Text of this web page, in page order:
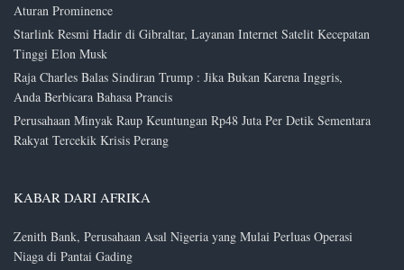
Aturan Prominence
Starlink Resmi Hadir di Gibraltar, Layanan Internet Satelit Kecepatan
Tinggi Elon Musk
Raja Charles Balas Sindiran Trump : Jika Bukan Karena Inggris,
Anda Berbicara Bahasa Prancis
Perusahaan Minyak Raup Keuntungan Rp48 Juta Per Detik Sementara
Rakyat Tercekik Krisis Perang
KABAR DARI AFRIKA
Zenith Bank, Perusahaan Asal Nigeria yang Mulai Perluas Operasi
Niaga di Pantai Gading